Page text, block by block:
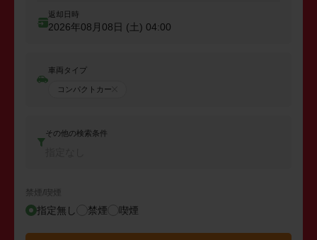
返却日時
2026年08月08日 (土) 04:00
車両タイプ
コンパクトカー
その他の検索条件
禁煙/喫煙
指定無し 禁煙 喫煙